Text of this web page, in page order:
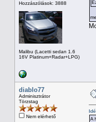
Hozzászólások: 3888
Malibu (Lacetti sedan 1.6
16V Platinum+Radar+LPG)
diablo77
Adminisztrátor
Törzstag
Nem elérhető
A